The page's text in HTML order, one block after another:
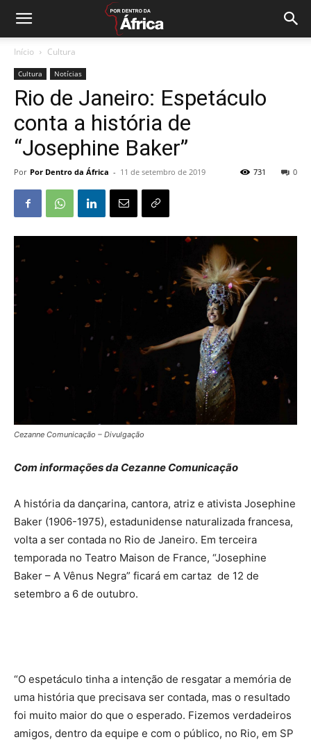
Início Cultura
Cultura Notícias
Rio de Janeiro: Espetáculo
conta a história de
“Josephine Baker”
Por Por Dentro da África - 11 de setembro de 2019 0
731
Cezanne Comunicação – Divulgação
Com informações da Cezanne Comunicação
A história da dançarina, cantora, atriz e ativista Josephine
Baker (1906-1975), estadunidense naturalizada francesa,
volta a ser contada no Rio de Janeiro. Em terceira
temporada no Teatro Maison de France, “Josephine
Baker – A Vênus Negra” ficará em cartaz de 12 de
setembro a 6 de outubro.
“O espetáculo tinha a intenção de resgatar a memória de
uma história que precisava ser contada, mas o resultado
foi muito maior do que o esperado. Fizemos verdadeiros
amigos, dentro da equipe e com o público, no Rio, em SP